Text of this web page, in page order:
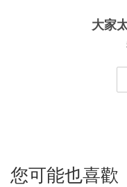
大家
您可能也喜歡